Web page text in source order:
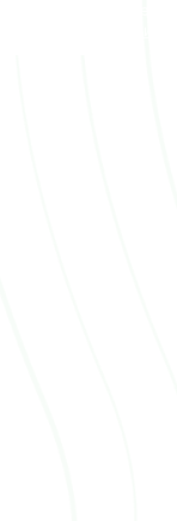
Федеральная сеть